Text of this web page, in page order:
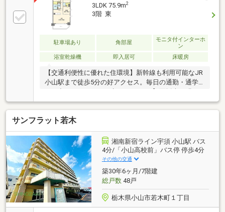
3LDK 75.9m2
3階 東
駐車場あり 角部屋
モニタ付インターホ
ン
浴室乾燥機
即入居可 床暖房
【交通利便性に優れた住環境】新幹線も利用可能なJR
小山駅まで徒歩5分の好アクセス。毎日の通勤・通学
やお出かけにゆとりが生まれます。【3面採光の明る
く開放的な3LDK】専有面積75.90㎡の角住戸プラン。
南東向きの明るいリビングダイニングには床暖房を備
え、センターオープンサッシが心地よい開放感を演出
します。【充実の設備仕様と高い収納力】洋室2箇所
にウォークインクローゼットを配置し、お部屋を広く
保てます。食器洗乾燥機や浴室換気暖房乾燥機など家
事をサポートする先進設備が揃い、大切なペットと一
緒に暮らせるのも魅力です（資金計画のご相談も承り
ますのでお気軽にご連絡ください☆
サンフラット若木
湘南新宿ライン宇須 小山駅 バス
4分/「小山高校前」バス停 停歩4分
その他の交通
築30年6ヶ月/7階建
総戸数48戸
栃木県小山市若木町１丁目